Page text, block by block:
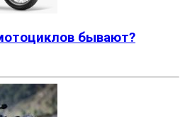
бывают?